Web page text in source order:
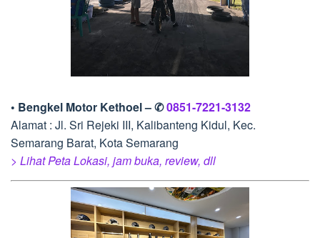
• Bengkel Motor Kethoel – ✆0851-7221-3132
Alamat : Jl. Sri Rejeki III, Kalibanteng Kidul, Kec.
Semarang Barat, Kota Semarang
> Lihat Peta Lokasi, jam buka, review, dll